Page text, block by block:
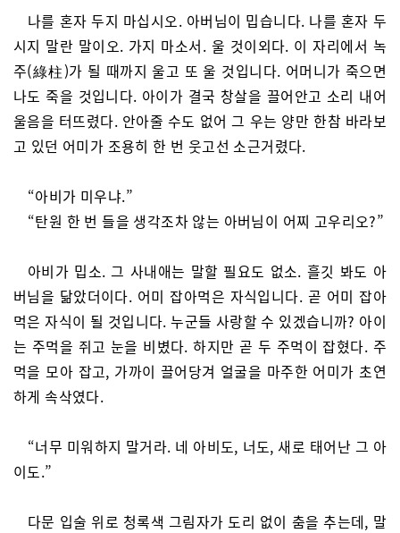
나를 혼자 두지 마십시오. 아버님이 밉습니다. 나를 혼자 두
시지 말란 말이오. 가지 마소서. 울 것이외다. 이 자리에서 녹
주(綠柱)가 될 때까지 울고 또 울 것입니다. 어머니가 죽으면
나도 죽을 것입니다. 아이가 결국 창살을 끌어안고 소리 내어
울음을 터뜨렸다. 안아줄 수도 없어 그 우는 양만 한참 바라보
고 있던 어미가 조용히 한 번 웃고선 소근거렸다.
“아비가 미우냐.”
“탄원 한 번 들을 생각조차 않는 아버님이 어찌 고우리오?”
아비가 밉소. 그 사내애는 말할 필요도 없소. 흘깃 봐도 아
버님을 닮았더이다. 어미 잡아먹은 자식입니다. 곧 어미 잡아
먹은 자식이 될 것입니다. 누군들 사랑할 수 있겠습니까? 아이
는 주먹을 쥐고 눈을 비볐다. 하지만 곧 두 주먹이 잡혔다. 주
먹을 모아 잡고, 가까이 끌어당겨 얼굴을 마주한 어미가 초연
하게 속삭였다.
“너무 미워하지 말거라. 네 아비도, 너도, 새로 태어난 그 아
이도.”
다문 입술 위로 청록색 그림자가 도리 없이 춤을 추는데, 말